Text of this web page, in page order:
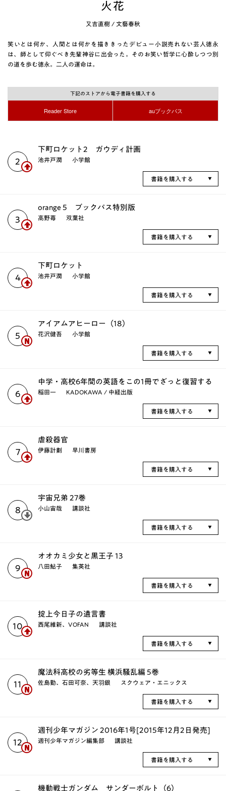
火花
又吉直樹 / 文藝春秋
笑いとは何か、人間とは何かを描ききったデビュー小説売れない芸人徳永
は、師として仰ぐべき先輩神谷に出会った。そのお笑い哲学に心酔しつつ別
の道を歩む徳永。二人の運命は。
下記のストアから電子書籍を購入する
Reader Store auブックパス
2
下町ロケット2 ガウディ計画
池井戸潤 小学館
書籍を購入する
3
orange 5 ブックパス特別版
高野苺 双葉社
書籍を購入する
4
下町ロケット
池井戸潤 小学館
書籍を購入する
5
アイアムアヒーロー（18）
花沢健吾 小学館
書籍を購入する
6
中学・高校6年間の英語をこの1冊でざっと復習する
稲田一 KADOKAWA / 中経出版
書籍を購入する
7
虐殺器官
伊藤計劃 早川書房
書籍を購入する
8
宇宙兄弟 27巻
小山宙哉 講談社
書籍を購入する
9
オオカミ少女と黒王子 13
八田鮎子 集英社
書籍を購入する
10
掟上今日子の遺言書
西尾維新、VOFAN 講談社
書籍を購入する
11
魔法科高校の劣等生 横浜騒乱編 5巻
佐島勤、石田可奈、天羽銀 スクウェア・エニックス
書籍を購入する
12
週刊少年マガジン 2016年1号[2015年12月2日発売]
週刊少年マガジン編集部 講談社
書籍を購入する
機動戦士ガンダム サンダーボルト（6）